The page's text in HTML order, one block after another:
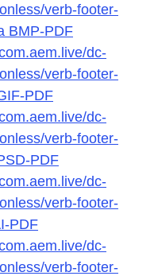
verb-footer-
BMP-PDF
dc-
verb-footer-
PDF
dc-
verb-footer-
PDF
dc-
verb-footer-
PDF
dc-
verb-footer-